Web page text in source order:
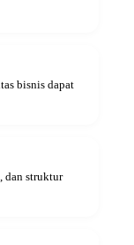
bisnis dapat
dan struktur